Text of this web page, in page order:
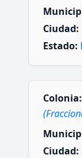
Ciudad:
Estado:
Colonia:
Ciudad: